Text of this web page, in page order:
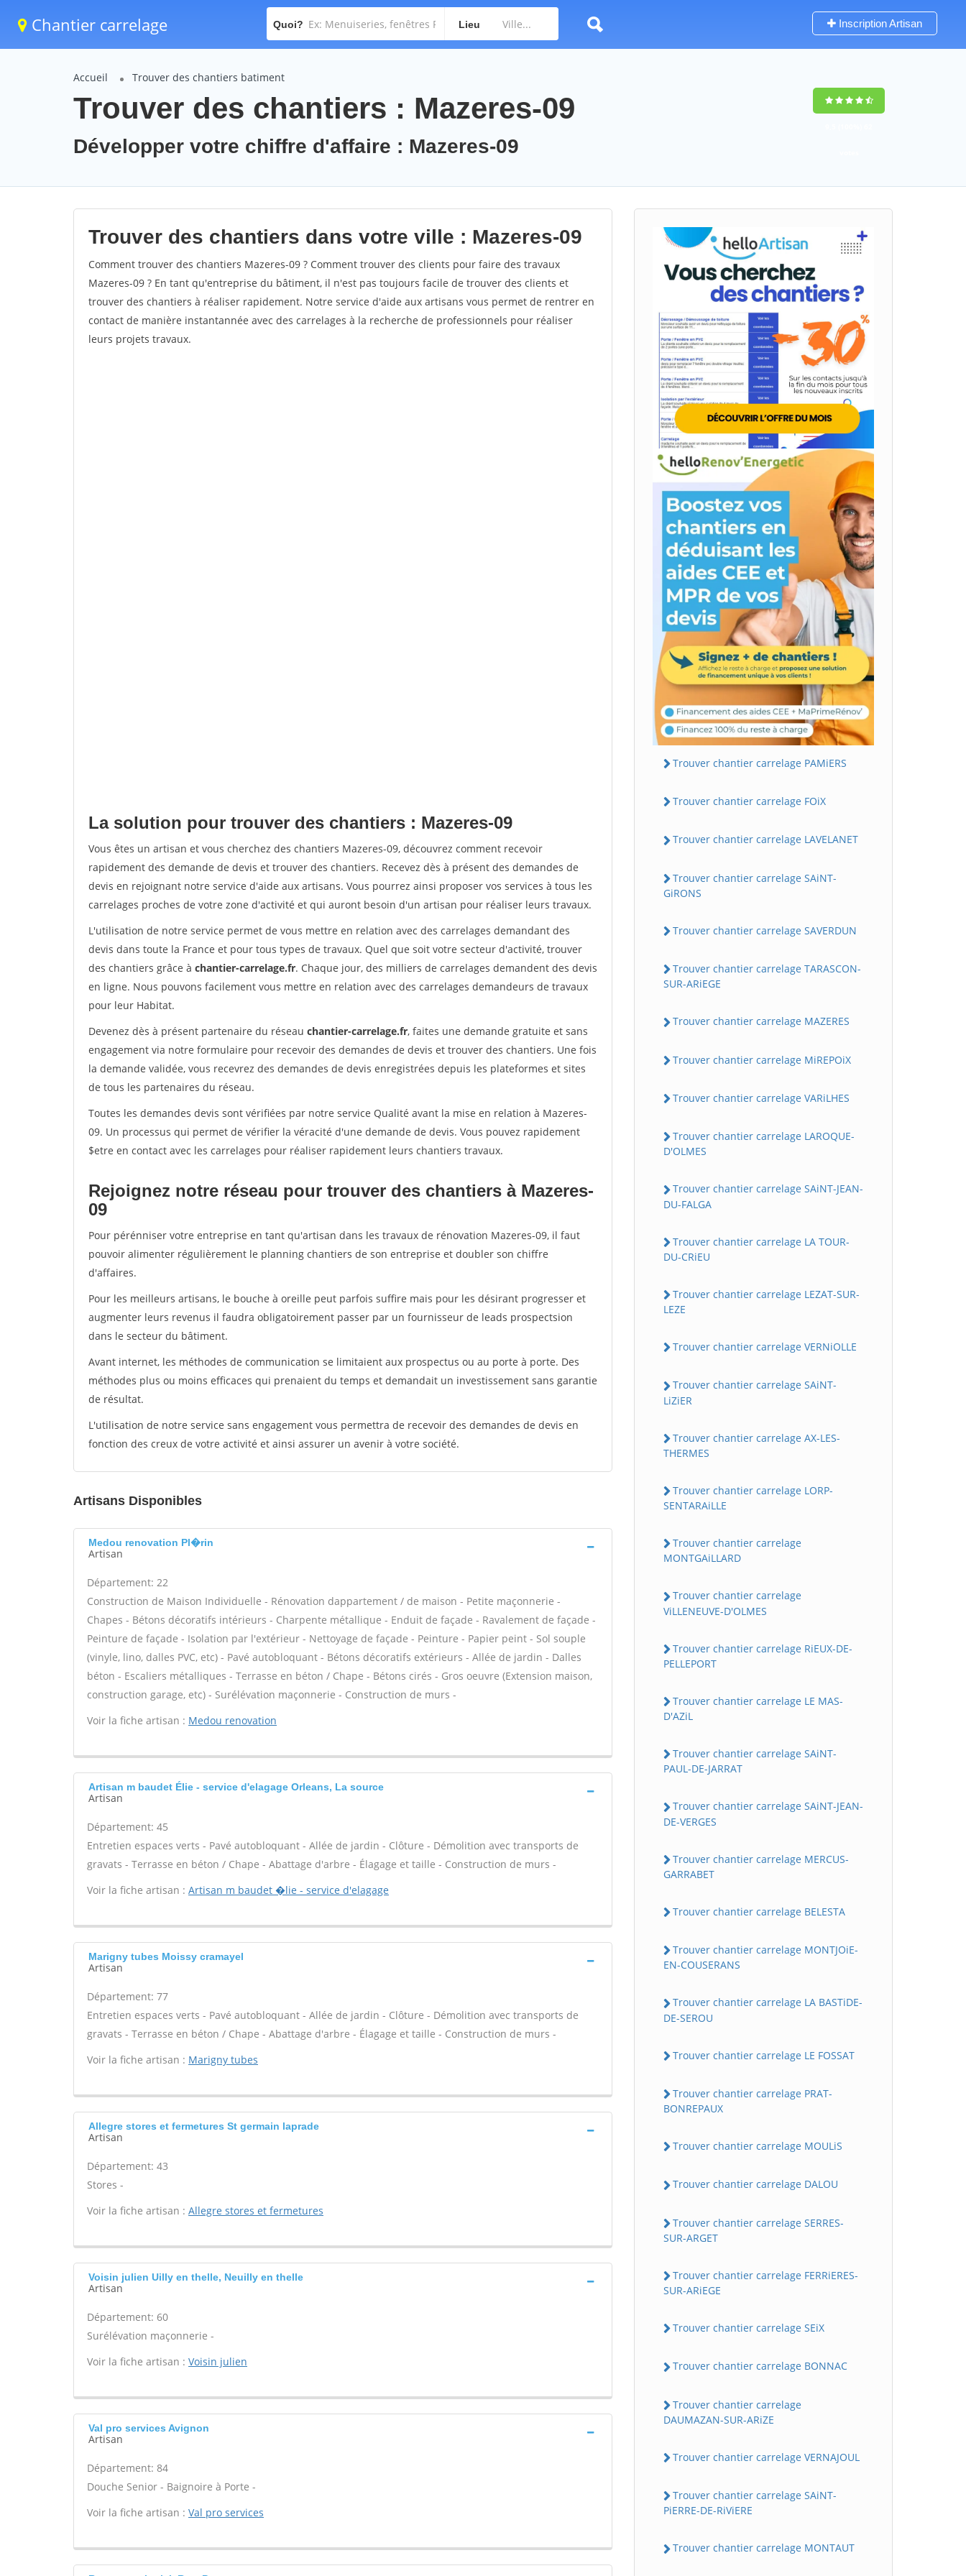
Chantier carrelage Quoi? Lieu Inscription Artisan
Accueil Trouver des chantiers batiment
Trouver des chantiers : Mazeres-09
Développer votre chiffre d'affaire : Mazeres-09
Trouver des chantiers dans votre ville : Mazeres-09
Comment trouver des chantiers Mazeres-09 ? Comment trouver des clients pour faire des travaux
Mazeres-09 ? En tant qu'entreprise du bâtiment, il n'est pas toujours facile de trouver des clients et
trouver des chantiers à réaliser rapidement. Notre service d'aide aux artisans vous permet de rentrer en
contact de manière instantannée avec des carrelages à la recherche de professionnels pour réaliser
leurs projets travaux.
La solution pour trouver des chantiers : Mazeres-09
Vous êtes un artisan et vous cherchez des chantiers Mazeres-09, découvrez comment recevoir
rapidement des demande de devis et trouver des chantiers. Recevez dès à présent des demandes de
devis en rejoignant notre service d'aide aux artisans. Vous pourrez ainsi proposer vos services à tous les
carrelages proches de votre zone d'activité et qui auront besoin d'un artisan pour réaliser leurs travaux.
L'utilisation de notre service permet de vous mettre en relation avec des carrelages demandant des
devis dans toute la France et pour tous types de travaux. Quel que soit votre secteur d'activité, trouver
des chantiers grâce à chantier-carrelage.fr. Chaque jour, des milliers de carrelages demandent des devis
en ligne. Nous pouvons facilement vous mettre en relation avec des carrelages demandeurs de travaux
pour leur Habitat.
Devenez dès à présent partenaire du réseau chantier-carrelage.fr, faites une demande gratuite et sans
engagement via notre formulaire pour recevoir des demandes de devis et trouver des chantiers. Une fois
la demande validée, vous recevrez des demandes de devis enregistrées depuis les plateformes et sites
de tous les partenaires du réseau.
Toutes les demandes devis sont vérifiées par notre service Qualité avant la mise en relation à Mazeres-
09. Un processus qui permet de vérifier la véracité d'une demande de devis. Vous pouvez rapidement
$etre en contact avec les carrelages pour réaliser rapidement leurs chantiers travaux.
Rejoignez notre réseau pour trouver des chantiers à Mazeres-
09
Pour pérénniser votre entreprise en tant qu'artisan dans les travaux de rénovation Mazeres-09, il faut
pouvoir alimenter régulièrement le planning chantiers de son entreprise et doubler son chiffre
d'affaires.
Pour les meilleurs artisans, le bouche à oreille peut parfois suffire mais pour les désirant progresser et
augmenter leurs revenus il faudra obligatoirement passer par un fournisseur de leads prospectsion
dans le secteur du bâtiment.
Avant internet, les méthodes de communication se limitaient aux prospectus ou au porte à porte. Des
méthodes plus ou moins efficaces qui prenaient du temps et demandait un investissement sans garantie
de résultat.
L'utilisation de notre service sans engagement vous permettra de recevoir des demandes de devis en
fonction des creux de votre activité et ainsi assurer un avenir à votre société.
Artisans Disponibles
Medou renovation Pl�rin
Artisan
Département: 22
Construction de Maison Individuelle - Rénovation dappartement / de maison - Petite maçonnerie -
Chapes - Bétons décoratifs intérieurs - Charpente métallique - Enduit de façade - Ravalement de façade -
Peinture de façade - Isolation par l'extérieur - Nettoyage de façade - Peinture - Papier peint - Sol souple
(vinyle, lino, dalles PVC, etc) - Pavé autobloquant - Bétons décoratifs extérieurs - Allée de jardin - Dalles
béton - Escaliers métalliques - Terrasse en béton / Chape - Bétons cirés - Gros oeuvre (Extension maison,
construction garage, etc) - Surélévation maçonnerie - Construction de murs -
Voir la fiche artisan : Medou renovation
Artisan m baudet Élie - service d'elagage Orleans, La source
Artisan
Département: 45
Entretien espaces verts - Pavé autobloquant - Allée de jardin - Clôture - Démolition avec transports de
gravats - Terrasse en béton / Chape - Abattage d'arbre - Élagage et taille - Construction de murs -
Voir la fiche artisan : Artisan m baudet �lie - service d'elagage
Marigny tubes Moissy cramayel
Artisan
Département: 77
Entretien espaces verts - Pavé autobloquant - Allée de jardin - Clôture - Démolition avec transports de
gravats - Terrasse en béton / Chape - Abattage d'arbre - Élagage et taille - Construction de murs -
Voir la fiche artisan : Marigny tubes
Allegre stores et fermetures St germain laprade
Artisan
Département: 43
Stores -
Voir la fiche artisan : Allegre stores et fermetures
Voisin julien Uilly en thelle, Neuilly en thelle
Artisan
Département: 60
Surélévation maçonnerie -
Voir la fiche artisan : Voisin julien
Val pro services Avignon
Artisan
Département: 84
Douche Senior - Baignoire à Porte -
Voir la fiche artisan : Val pro services
Trouver chantier carrelage PAMiERS
Trouver chantier carrelage FOiX
Trouver chantier carrelage LAVELANET
Trouver chantier carrelage SAiNT-
GiRONS
Trouver chantier carrelage SAVERDUN
Trouver chantier carrelage TARASCON-
SUR-ARiEGE
Trouver chantier carrelage MAZERES
Trouver chantier carrelage MiREPOiX
Trouver chantier carrelage VARiLHES
Trouver chantier carrelage LAROQUE-
D'OLMES
Trouver chantier carrelage SAiNT-JEAN-
DU-FALGA
Trouver chantier carrelage LA TOUR-
DU-CRiEU
Trouver chantier carrelage LEZAT-SUR-
LEZE
Trouver chantier carrelage VERNiOLLE
Trouver chantier carrelage SAiNT-
LiZiER
Trouver chantier carrelage AX-LES-
THERMES
Trouver chantier carrelage LORP-
SENTARAiLLE
Trouver chantier carrelage
MONTGAiLLARD
Trouver chantier carrelage
ViLLENEUVE-D'OLMES
Trouver chantier carrelage RiEUX-DE-
PELLEPORT
Trouver chantier carrelage LE MAS-
D'AZiL
Trouver chantier carrelage SAiNT-
PAUL-DE-JARRAT
Trouver chantier carrelage SAiNT-JEAN-
DE-VERGES
Trouver chantier carrelage MERCUS-
GARRABET
Trouver chantier carrelage BELESTA
Trouver chantier carrelage MONTJOiE-
EN-COUSERANS
Trouver chantier carrelage LA BASTiDE-
DE-SEROU
Trouver chantier carrelage LE FOSSAT
Trouver chantier carrelage PRAT-
BONREPAUX
Trouver chantier carrelage MOULiS
Trouver chantier carrelage DALOU
Trouver chantier carrelage SERRES-
SUR-ARGET
Trouver chantier carrelage FERRiERES-
SUR-ARiEGE
Trouver chantier carrelage SEiX
Trouver chantier carrelage BONNAC
Trouver chantier carrelage
DAUMAZAN-SUR-ARiZE
Trouver chantier carrelage VERNAJOUL
Trouver chantier carrelage SAiNT-
PiERRE-DE-RiViERE
Trouver chantier carrelage MONTAUT